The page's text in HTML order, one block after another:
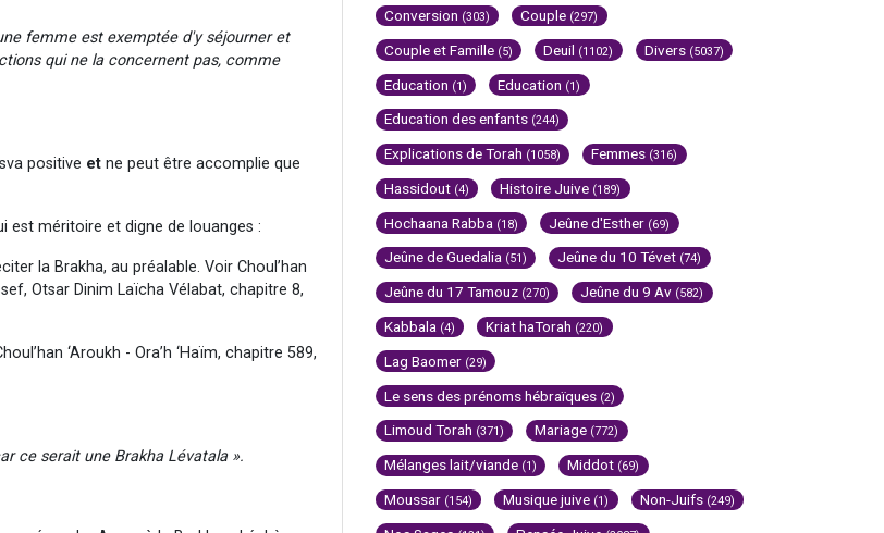
femme est exemptée d'y séjourner et
qui ne la concernent pas, comme
positive et ne peut être accomplie que
est méritoire et digne de louanges :
la Brakha, au préalable. Voir Choul’han
Otsar Dinim Laïcha Vélabat, chapitre 8,
‘Aroukh - Ora’h ‘Haïm, chapitre 589,
ce serait une Brakha Lévatala ».
Conversion (303) Couple (297)
Couple et Famille (5) Deuil (1102) Divers (5037)
Education (1) Education (1)
Education des enfants (244)
Explications de Torah (1058) Femmes (316)
Hassidout (4) Histoire Juive (189)
Hochaana Rabba (18) Jeûne d'Esther (69)
Jeûne de Guedalia (51) Jeûne du 10 Tévet (74)
Jeûne du 17 Tamouz (270) Jeûne du 9 Av (582)
Kabbala (4) Kriat haTorah (220)
Lag Baomer (29)
Le sens des prénoms hébraïques (2)
Limoud Torah (371) Mariage (772)
Mélanges lait/viande (1) Middot (69)
Moussar (154) Musique juive (1) Non-Juifs (249)